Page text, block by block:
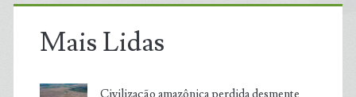
Mais Lidas
Civilização amazônica perdida desmente